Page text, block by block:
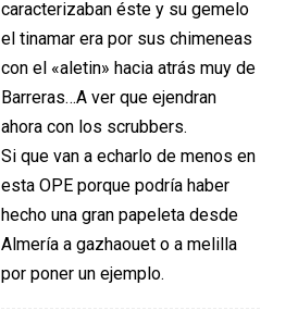
caracterizaban éste y su gemelo
el tinamar era por sus chimeneas
con el «aletin» hacia atrás muy de
Barreras…A ver que ejendran
ahora con los scrubbers.
Si que van a echarlo de menos en
esta OPE porque podría haber
hecho una gran papeleta desde
Almería a gazhaouet o a melilla
por poner un ejemplo.